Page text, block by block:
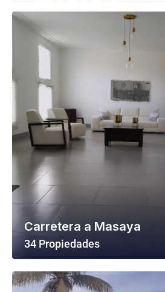
Ver Todas Las Propiedades
Carretera a Masaya
34 Propiedades
Ver Todas Las Propiedades